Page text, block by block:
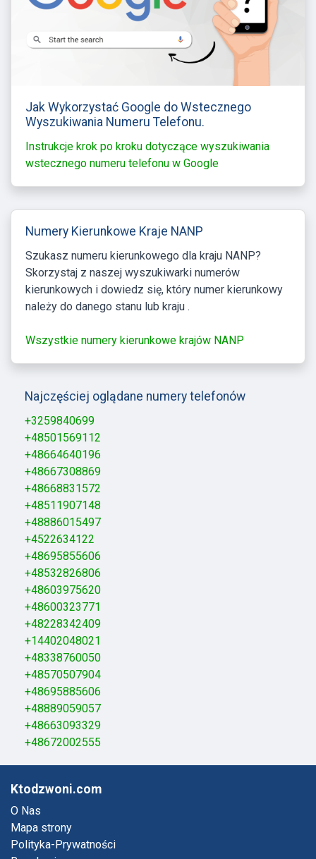
Jak Wykorzystać Google do Wstecznego
Wyszukiwania Numeru Telefonu.
Instrukcje krok po kroku dotyczące wyszukiwania
wstecznego numeru telefonu w Google
Numery Kierunkowe Kraje NANP
Szukasz numeru kierunkowego dla kraju NANP?
Skorzystaj z naszej wyszukiwarki numerów
kierunkowych i dowiedz się, który numer kierunkowy
należy do danego stanu lub kraju .
Wszystkie numery kierunkowe krajów NANP
Najczęściej oglądane numery telefonów
+3259840699
+48501569112
+48664640196
+48667308869
+48668831572
+48511907148
+48886015497
+4522634122
+48695855606
+48532826806
+48603975620
+48600323771
+48228342409
+14402048021
+48338760050
+48570507904
+48695885606
+48889059057
+48663093329
+48672002555
Ktodzwoni.com
O Nas
Mapa strony
Polityka-Prywatności